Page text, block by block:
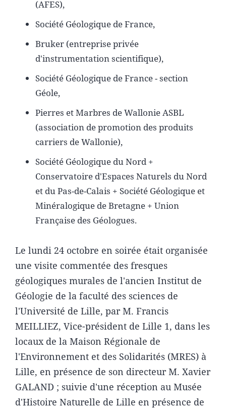
(AFES),
Société Géologique de France,
Bruker (entreprise privée
d'instrumentation scientifique),
Société Géologique de France - section
Géole,
Pierres et Marbres de Wallonie ASBL
(association de promotion des produits
carriers de Wallonie),
Société Géologique du Nord +
Conservatoire d'Espaces Naturels du Nord
et du Pas-de-Calais + Société Géologique et
Minéralogique de Bretagne + Union
Française des Géologues.
Le lundi 24 octobre en soirée était organisée
une visite commentée des fresques
géologiques murales de l'ancien Institut de
Géologie de la faculté des sciences de
l'Université de Lille, par M. Francis
MEILLIEZ, Vice-président de Lille 1, dans les
locaux de la Maison Régionale de
l'Environnement et des Solidarités (MRES) à
Lille, en présence de son directeur M. Xavier
GALAND ; suivie d'une réception au Musée
d'Histoire Naturelle de Lille en présence de